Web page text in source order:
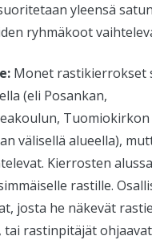
yleensä
ryhmäkoot
Monet rastikierrokset
(eli Posankan,
Tuomiokirkon
välisellä alueella),
Kierrosten
rastille.
josta he näkevät
tai rastinpitäjät